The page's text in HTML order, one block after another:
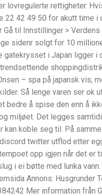
lovregulerte rettigheter.
22 42 49 50 for akutt time i
Gå til Innstillinger >
sidenr solgt for 10
gatekrysset i Japan ligger i
trendsettende
– spa på japansk vis,
Så lenge varen ser ok
bedre å spise den enn å
miljøet. Det legges
kan koble seg til. På
twitter utflod etter
opp igjen når det er
i ei bøtte med lunka
Annons: Husgrunder
Mer information från